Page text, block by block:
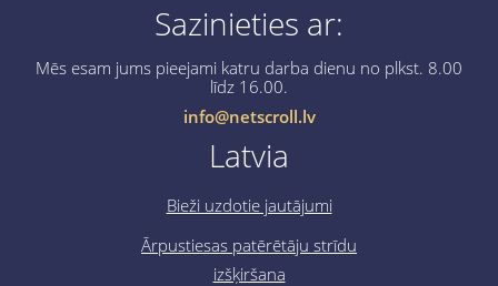
Sazinieties ar:
Mēs esam jums pieejami katru darba dienu no plkst. 8.00
līdz 16.00.
info@netscroll.lv
Latvia
Bieži uzdotie jautājumi
Ārpustiesas patērētāju strīdu
izšķiršana